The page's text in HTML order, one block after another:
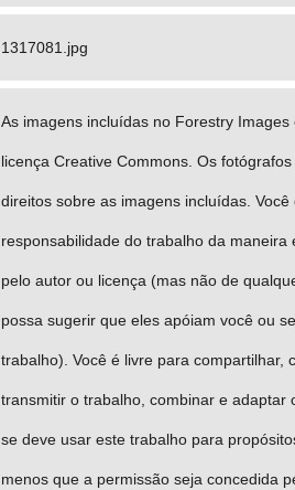
1317081.jpg
As imagens incluídas no Forestry Images
licença Creative Commons. Os
direitos sobre as imagens incluídas.
responsabilidade do trabalho da maneira
pelo autor ou licença (mas não de
possa sugerir que eles apóiam você ou
trabalho). Você é livre para compartilhar,
transmitir o trabalho, combinar e adaptar
se deve usar este trabalho para
menos que a permissão seja concedida